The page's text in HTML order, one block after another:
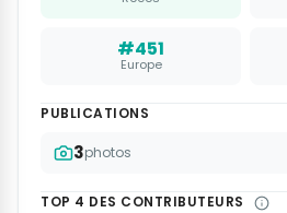
#451
Europe
PUBLICATIONS
3photos
TOP 4 DES CONTRIBUTEURS